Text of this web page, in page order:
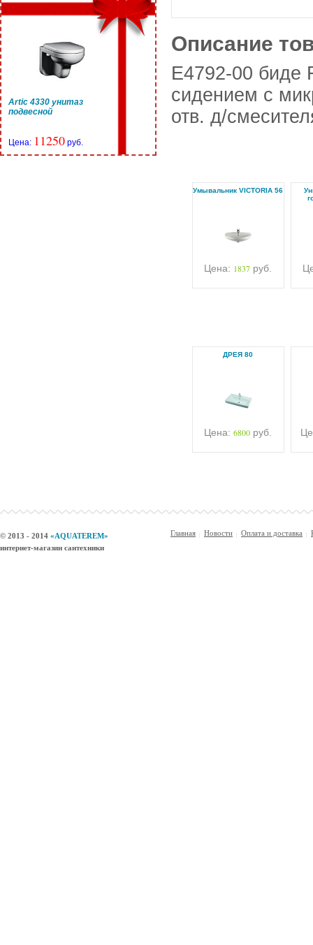
Artic 4330 унитаз
подвесной
Цена: 11250 руб.
Описание
E4792-00 биде
сидением с
отв. д/
Умывальник VICTORIA 56
Цена: 1837 руб.
ДРЕЯ 80
Цена: 6800 руб.
© 2013 - 2014 «AQUATEREM»
интернет-магазин сантехники
Главная Новости Оплата и доставка